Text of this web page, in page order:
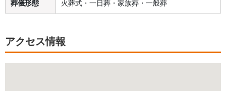
葬儀形態 火葬式・一日葬・家族葬・一般葬
アクセス情報